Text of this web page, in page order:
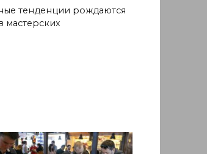
тенденции рождаются
мастерских